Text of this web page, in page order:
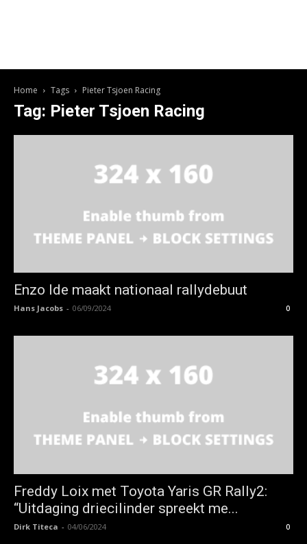
Home Tags Pieter Tsjoen Racing
Tag: Pieter Tsjoen Racing
Enzo Ide maakt nationaal rallydebuut
Hans Jacobs - 06/09/2024 0
Freddy Loix met Toyota Yaris GR Rally2:
“Uitdaging driecilinder spreekt me...
Dirk Titeca - 04/06/2024 0